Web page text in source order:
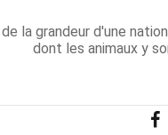
la grandeur d'une
dont les animaux y